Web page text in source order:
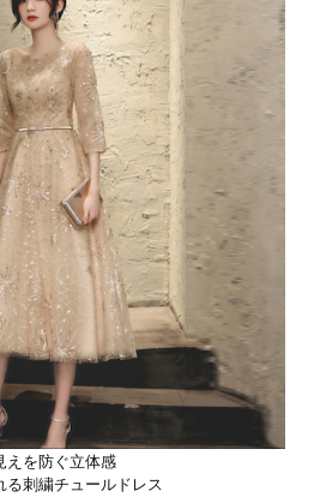
えを防ぐ立体感
る刺繍チュールドレス